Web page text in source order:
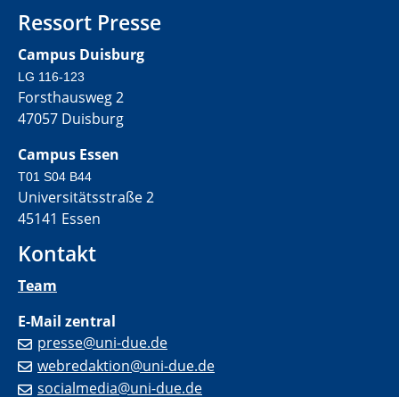
Ressort Presse
Campus Duisburg
LG 116-123
Forsthausweg 2
47057 Duisburg
Campus Essen
T01 S04 B44
Universitätsstraße 2
45141 Essen
Kontakt
Team
E-Mail zentral
presse@uni-due.de
webredaktion@uni-due.de
socialmedia@uni-due.de